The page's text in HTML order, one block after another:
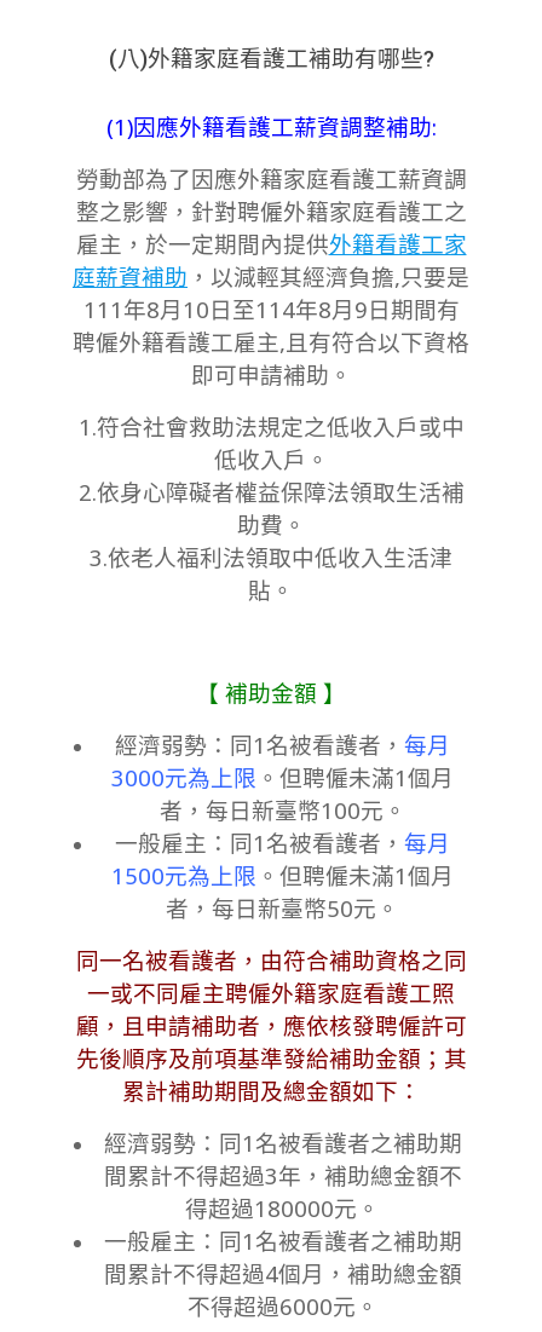
(八)外籍家庭看護工補助有哪些?
(1)因應外籍看護工薪資調整補助:
勞動部為了因應外籍家庭看護工薪資調
整之影響，針對聘僱外籍家庭看護工之
雇主，於一定期間內提供外籍看護工家
庭薪資補助 ，以減輕其經濟負擔,只要是
111年8月10日至114年8月9日期間有
聘僱外籍看護工雇主,且有符合以下資格
即可申請補助。
1.符合社會救助法規定之低收入戶或中
低收入戶。
2.依身心障礙者權益保障法領取生活補
助費。
3.依老人福利法領取中低收入生活津
貼。
【 補助金額 】
經濟弱勢： 同1名被看護者，每月
3000元為上限 。但聘僱未滿1個月
者，每日新臺幣100元。
一般雇主： 同1名被看護者，每月
1500元為上限 。但聘僱未滿1個月
者，每日新臺幣50元 。
同一名被看護者，由符合補助資格之同
一或不同雇主聘僱外籍家庭看護工照
顧，且申請補助者，應依核發聘僱許可
先後順序及前項基準發給補助金額；其
累計補助期間及總金額如下：
經濟弱勢：同1名被看護者之補助期
間累計不得超過3年，補助總金額不
得超過180000元。
一般雇主：同1名被看護者之補助期
間累計不得超過4個月，補助總金額
不得超過6000元。